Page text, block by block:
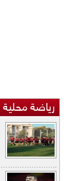
رياضة محلية